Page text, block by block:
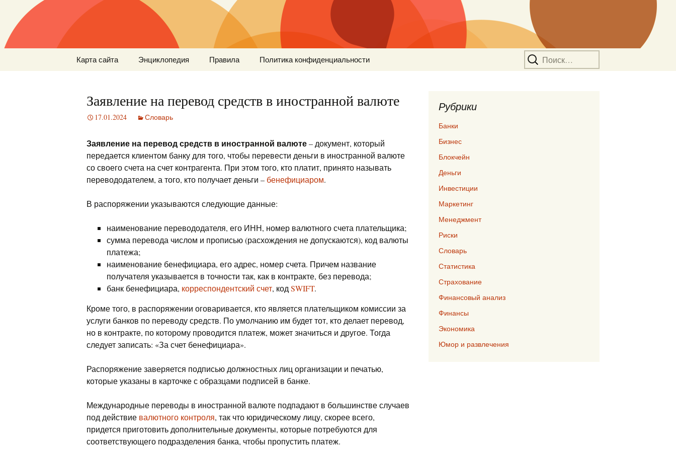
Карта сайта Энциклопедия Правила Политика конфиденциальности Найти:
Заявление на перевод средств в иностранной валюте
17.01.2024 Словарь
Заявление на перевод средств в иностранной валюте– документ, который
передается клиентом банку для того, чтобы перевести деньги в иностранной валюте
со своего счета на счет контрагента. При этом того, кто платит, принято называть
перевододателем, а того, кто получает деньги – бенефициаром.
В распоряжении указываются следующие данные:
наименование перевододателя, его ИНН, номер валютного счета плательщика;
сумма перевода числом и прописью (расхождения не допускаются), код валюты
платежа;
наименование бенефициара, его адрес, номер счета. Причем название
получателя указывается в точности так, как в контракте, без перевода;
банк бенефициара, корреспондентский счет, код SWIFT.
Кроме того, в распоряжении оговаривается, кто является плательщиком комиссии за
услуги банков по переводу средств. По умолчанию им будет тот, кто делает перевод,
но в контракте, по которому проводится платеж, может значиться и другое. Тогда
следует записать: «За счет бенефициара».
Распоряжение заверяется подписью должностных лиц организации и печатью,
которые указаны в карточке с образцами подписей в банке.
Международные переводы в иностранной валюте подпадают в большинстве случаев
под действие валютного контроля, так что юридическому лицу, скорее всего,
придется приготовить дополнительные документы, которые потребуются для
соответствующего подразделения банка, чтобы пропустить платеж.
Рубрики
Банки
Бизнес
Блокчейн
Деньги
Инвестиции
Маркетинг
Менеджмент
Риски
Словарь
Статистика
Страхование
Финансовый анализ
Финансы
Экономика
Юмор и развлечения